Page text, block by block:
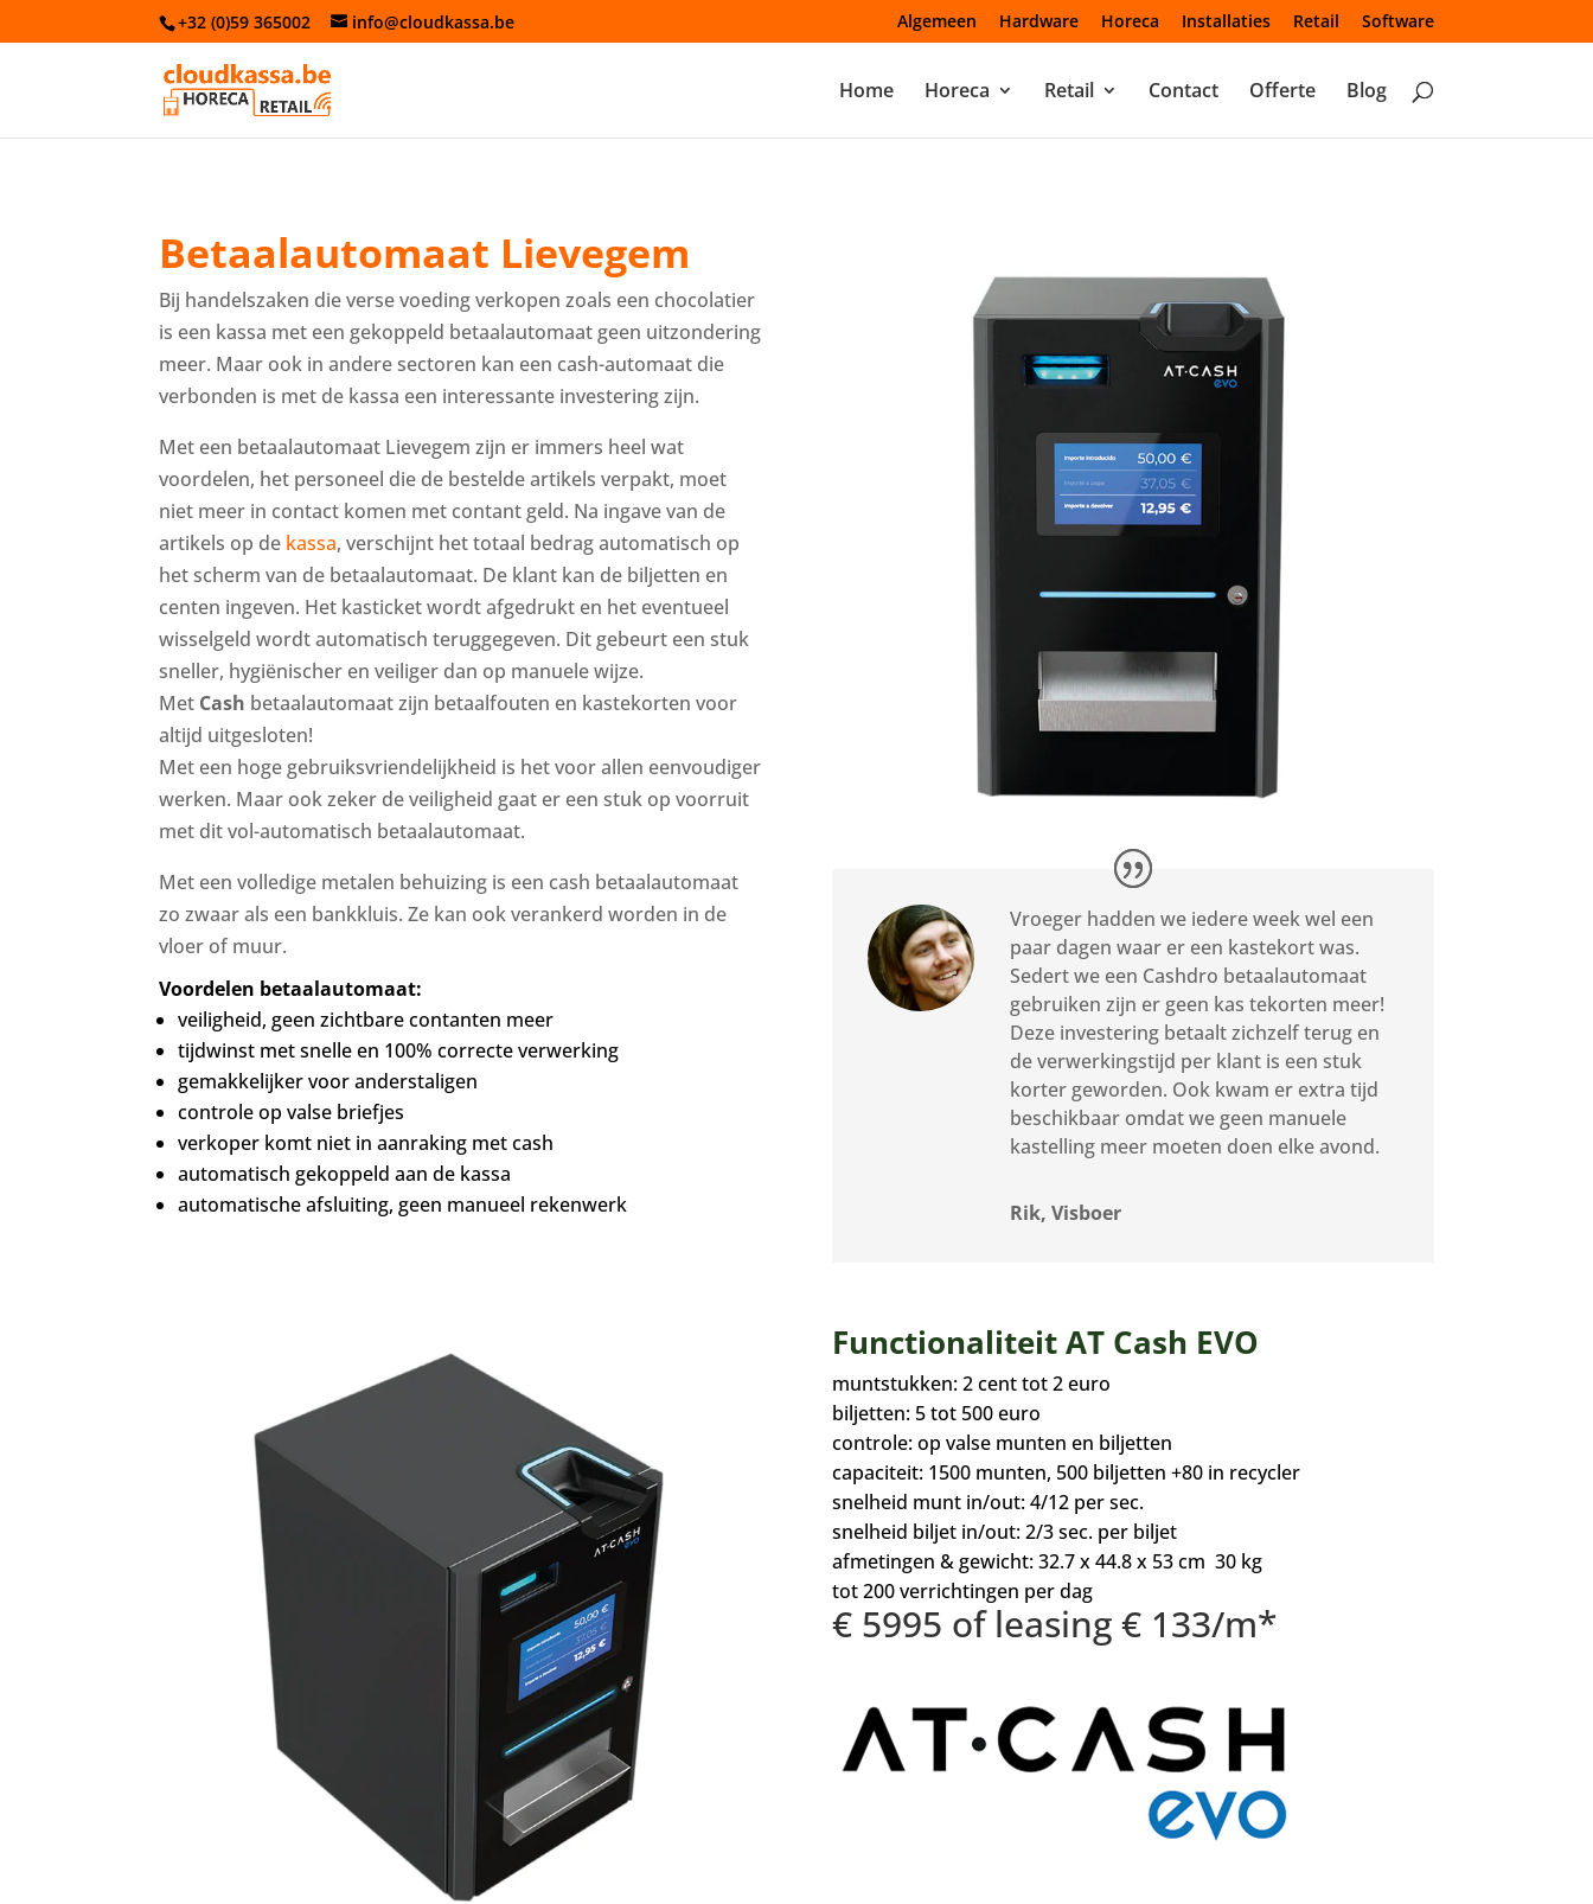
+32 (0)59 365002 info@cloudkassa.be Algemeen Hardware Horeca Installaties Retail Software
Home Horeca Retail Contact Offerte Blog
Betaalautomaat Lievegem
Bij handelszaken die verse voeding verkopen zoals een chocolatier
is een kassa met een gekoppeld betaalautomaat geen uitzondering
meer. Maar ook in andere sectoren kan een cash-automaat die
verbonden is met de kassa een interessante investering zijn.
Met een betaalautomaat Lievegem zijn er immers heel wat
voordelen, het personeel die de bestelde artikels verpakt, moet
niet meer in contact komen met contant geld. Na ingave van de
artikels op de kassa, verschijnt het totaal bedrag automatisch op
het scherm van de betaalautomaat. De klant kan de biljetten en
centen ingeven. Het kasticket wordt afgedrukt en het eventueel
wisselgeld wordt automatisch teruggegeven. Dit gebeurt een stuk
sneller, hygiënischer en veiliger dan op manuele wijze.
Met Cash betaalautomaat zijn betaalfouten en kastekorten voor
altijd uitgesloten!
Met een hoge gebruiksvriendelijkheid is het voor allen eenvoudiger
werken. Maar ook zeker de veiligheid gaat er een stuk op voorruit
met dit vol-automatisch betaalautomaat.
Met een volledige metalen behuizing is een cash betaalautomaat
zo zwaar als een bankkluis. Ze kan ook verankerd worden in de
vloer of muur.
Voordelen betaalautomaat:
veiligheid, geen zichtbare contanten meer
tijdwinst met snelle en 100% correcte verwerking
gemakkelijker voor anderstaligen
controle op valse briefjes
verkoper komt niet in aanraking met cash
automatisch gekoppeld aan de kassa
automatische afsluiting, geen manueel rekenwerk
Vroeger hadden we iedere week wel een
paar dagen waar er een kastekort was.
Sedert we een Cashdro betaalautomaat
gebruiken zijn er geen kas tekorten meer!
Deze investering betaalt zichzelf terug en
de verwerkingstijd per klant is een stuk
korter geworden. Ook kwam er extra tijd
beschikbaar omdat we geen manuele
kastelling meer moeten doen elke avond.
Rik, Visboer
Functionaliteit AT Cash EVO
muntstukken: 2 cent tot 2 euro
biljetten: 5 tot 500 euro
controle: op valse munten en biljetten
capaciteit: 1500 munten, 500 biljetten +80 in recycler
snelheid munt in/out: 4/12 per sec.
snelheid biljet in/out: 2/3 sec. per biljet
afmetingen & gewicht: 32.7 x 44.8 x 53 cm 30 kg
tot 200 verrichtingen per dag
€ 5995 of leasing € 133/m*